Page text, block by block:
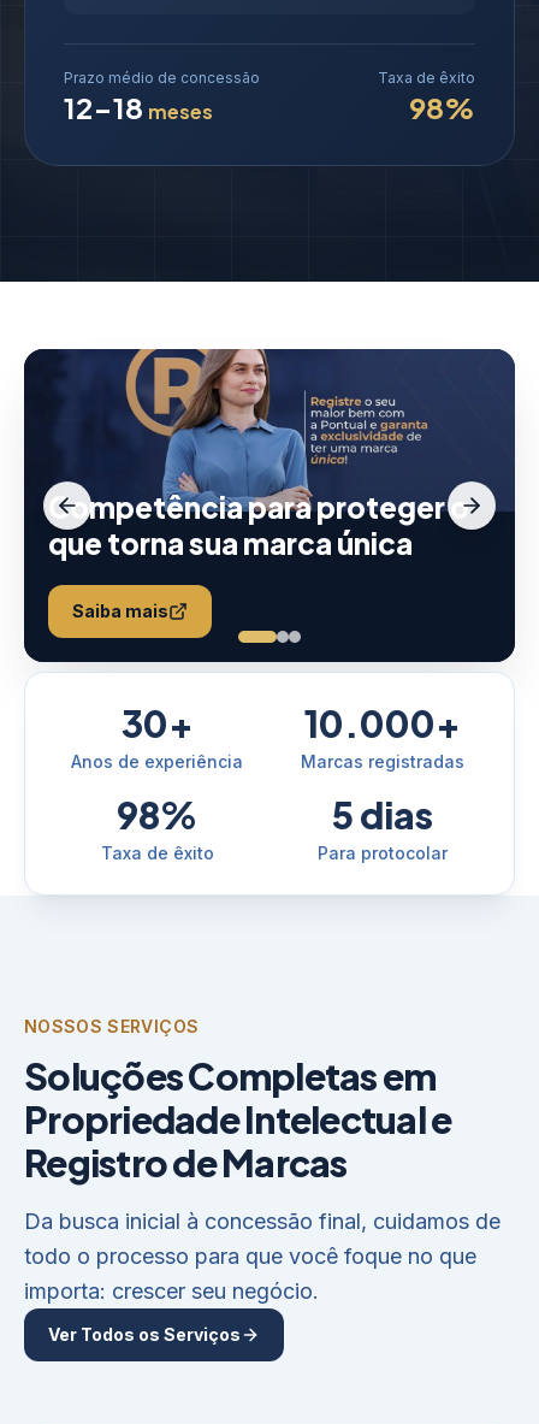
Prazo médio de concessão
12-18 meses
Taxa de êxito
98%
Competência para proteger o
que torna sua marca única
Saiba mais
30+
Anos de experiência
10.000+
Marcas registradas
98%
Taxa de êxito
5 dias
Para protocolar
NOSSOS SERVIÇOS
Soluções Completas em
Propriedade Intelectual e
Registro de Marcas
Da busca inicial à concessão final, cuidamos de
todo o processo para que você foque no que
importa: crescer seu negócio.
Ver Todos os Serviços